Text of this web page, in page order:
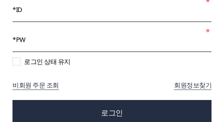
로그인 상태 유지
비회원 주문 조회 회원정보찾기
로그인